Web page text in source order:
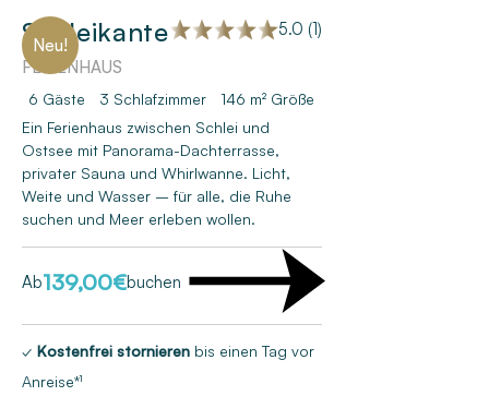
Neu!
Schleikante
5.0 (1)
FERIENHAUS
6 Gäste 3 Schlafzimmer 146 m² Größe
Ein Ferienhaus zwischen Schlei und
Ostsee mit Panorama-Dachterrasse,
privater Sauna und Whirlwanne. Licht,
Weite und Wasser – für alle, die Ruhe
suchen und Meer erleben wollen.
Ab139,00€buchen
✓ Kostenfrei stornieren bis einen Tag vor
Anreise*¹